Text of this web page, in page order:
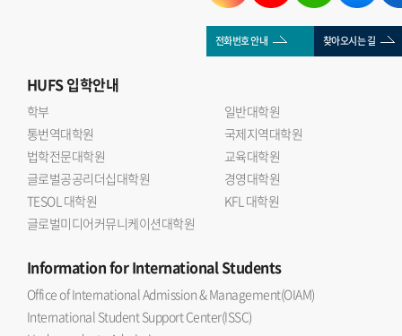
전화번호 안내 찾아오시는 길
HUFS입학안내
학부
일반대학원
통번역대학원
국제지역대학원
법학전문대학원
교육대학원
글로벌공공리더십대학원
경영대학원
TESOL 대학원
KFL 대학원
글로벌미디어커뮤니케이션대학원
Informationfor International Students
Office of International Admission & Management(OIAM)
International Student Support Center(ISSC)